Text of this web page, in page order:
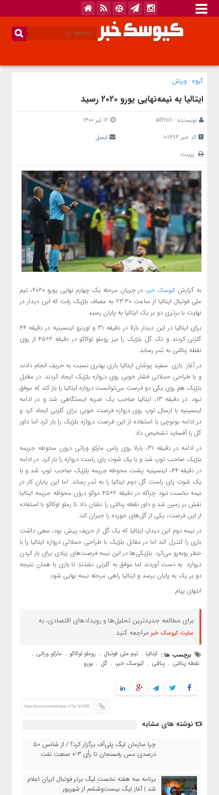
گروه : ورزش
ایتالیا به نیمه‌نهایی یورو ۲۰۲۰ رسید
نویسنده : admin
کد خبر 101492
ایمیل
پرینت
به گزارش کیوسک خبر
، در جریان مرحله یک چهارم نهایی یورو ۲۰۲۰، تیم
ملی فوتبال ایتالیا از ساعت ۲۳:۳۰ به مصاف بلژیک رفت که این دیدار در
نهایت با برتری دو بر یک ایتالیا به پایان رسید.
برای ایتالیا در این دیدار بارلا در دقیقه ۳۱ و لورنزو اینسینیه در دقیقه ۴۴
گلزنی کردند و تک گل بلژیک را نیز روملو لوکاکو در دقیقه ۲+۴۵ از روی
نقطه پنالتی به ثمر رساند.
در آغاز بازی سفید پوشان ایتالیا بازی بهتری نسبت به حریف انجام دادند
و با طراحی حملاتی فشار خوبی روی دروازه بلژیک ایجاد کردند. در مقابل
بلژیک هم روی یکی دو فرصت می‌توانست دروازه ایتالیا را باز کند که موفق
نبود. در دقیقه ۱۳، ایتالیا صاحب یک ضربه ایستگاهی شد و در ادامه
اینسینیه با ارسال توپ روی دروازه فرصت خوبی برای گلزنی ایجاد کرد و
در ادامه بونوچی با استفاده از این فرصت دروازه بلژیک را باز کرد اما داور
گل را آفساید تشخیص داد.
در ادامه در دقیقه ۳۱، بارلا روی پاس مارکو وراتی درون محوطه جریمه
بلژیک صاحب توپ شد و با یک شوت پای راست دروازه را باز کرد. در ادامه
در دقیقه ۴۴، اینسینیه پشت محوطه جریمه بلژیک صاحب توپ شد و با
یک شوت پای راست گل دوم ایتالیا را به ثمر رساند. اما این پایان کار در
نیمه نخست نبود چراکه در دقیقه ۲+۴۵ دوکو درون محوطه جریمه ایتالیا
نقش بر زمین شد و داور نقطه پنالتی را نشان داد تا رملو لوکاکو با استفاده
از این فرصت، یکی از گل‌های خورده را جبران کند.
در نیمه دوم این دیدار، ایتالیا که یک گل از حریف پیش بود، سعی داشت
بازی را کنترل کند اما در مقابل بلژیک با طراحی حملاتی دروازه ایتالیا را با
خطر روبه‌رو می‌کرد. بلژیکی‌ها در این نیمه فرصت‌های زیادی برای باز کردن
دروازه به دست آوردند اما موفق به گلزنی نشدند تا بازی با همان نتیجه
دو بر یک به پایان برسد و ایتالیا راهی مرحله نیمه نهایی شود.
انتهای پیام
برای مطالعه جدیدترین تحلیل‌ها و رویدادهای اقتصادی، به
سایت کیوسک خبر مراجعه کنید.
برچسب ها : ایتالیا , تیم ملی فوتبال , روملو لوکاکو , مارکو وراتی ,
نقطه پنالتی , پنالتی , کیوسک خبر، , گل , یورو
https://www.kioskekhabar.ir/?p=101492
نوشته های مشابه
چرا سازمان لیگ پلی‌آف برگزار کرد؟ / از شانس ۵۰
درصدی مس رفسنجان تا رأی ۳-۰ صنعت نفت
برنامه سه هفته نخست لیگ برتر فوتبال ایران اعلام
شد | آغاز لیگ بیست‌وششم از شهریور